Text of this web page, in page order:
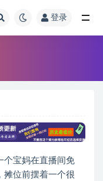
登录
个宝妈在直播间免
摊位前摆着一个很